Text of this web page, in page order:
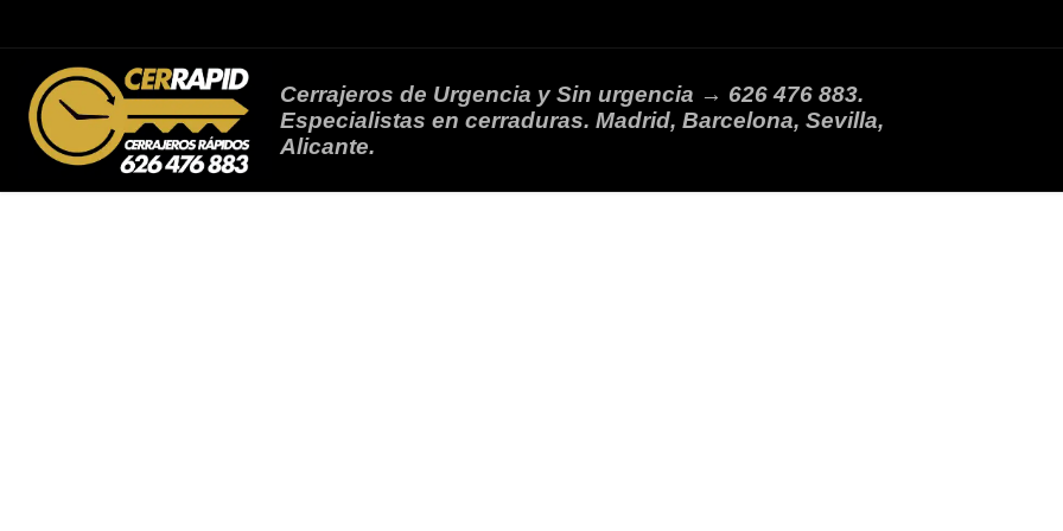
Cerrajeros de Urgencia y Sin urgencia → 626 476 883.
Especialistas en cerraduras. Madrid, Barcelona, Sevilla,
Alicante.